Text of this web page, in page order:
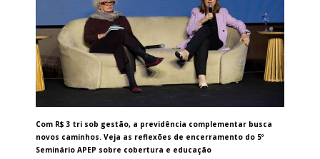
Com R$ 3 tri sob gestão, a previdência complementar busca
novos caminhos. Veja as reflexões de encerramento do 5º
Seminário APEP sobre cobertura e educação